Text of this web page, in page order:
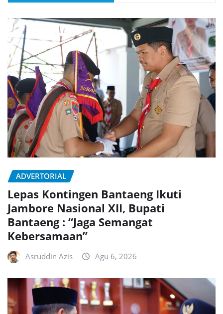
ADVERTORIAL
Lepas Kontingen Bantaeng Ikuti
Jambore Nasional XII, Bupati
Bantaeng : “Jaga Semangat
Kebersamaan”
Asruddin Azis Agu 6, 2026